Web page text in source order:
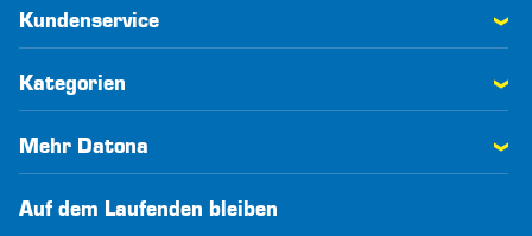
Kundenservice
Kategorien
Mehr Datona
Auf dem Laufenden bleiben